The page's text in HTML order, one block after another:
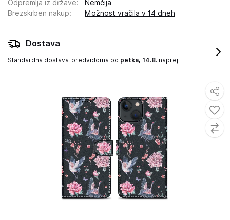
Odpremlja iz države:
Nemčija
Brezskrben nakup: Možnost vračila v 14 dneh
Dostava
Standardna dostava predvidoma od petka, 14.8. naprej